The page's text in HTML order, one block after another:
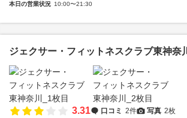
本日の営業状況 10:00〜21:30
ジェクサー・フィットネスクラブ東神奈川
3.31 口コミ 2件 写真 2枚